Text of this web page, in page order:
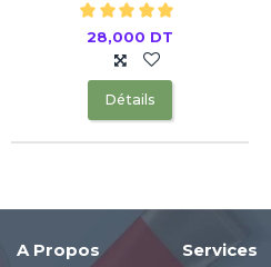
28,000 DT
Détails
A Propos Services